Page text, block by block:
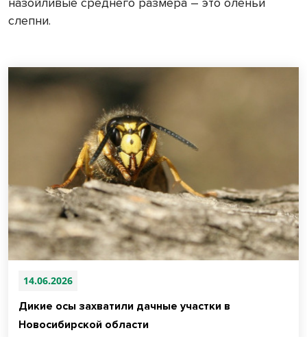
слепни.
14.06.2026
Дикие осы захватили дачные участки в
Новосибирской области